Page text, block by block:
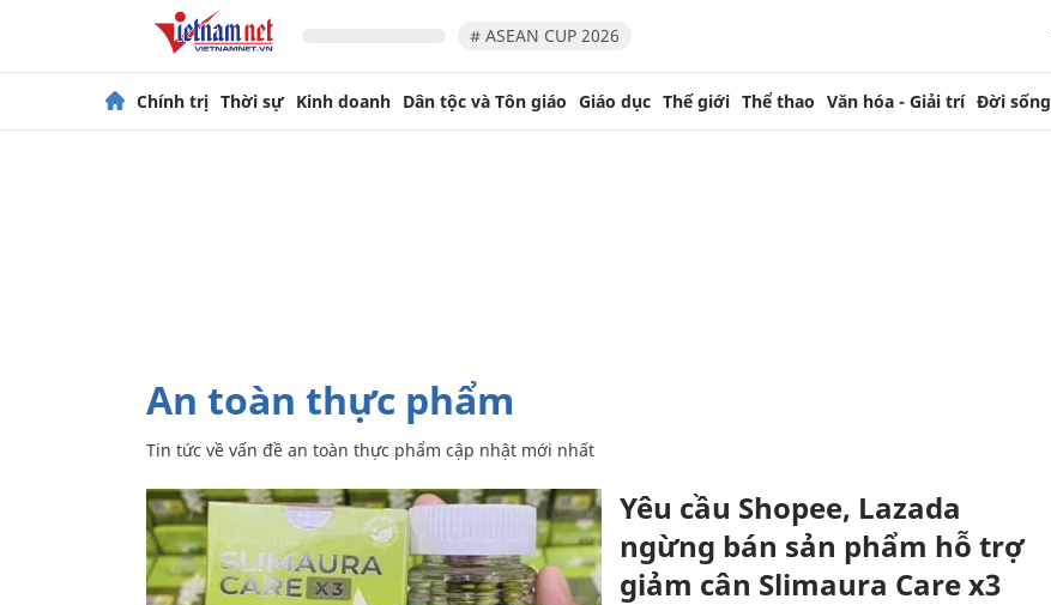
# ASEAN CUP 2026
Chính trị Thời sự Kinh doanh Dân tộc và Tôn giáo Giáo dục Thế giới Thể thao Văn hóa - Giải trí Đời sống
An toàn thực phẩm
Tin tức về vấn đề an toàn thực phẩm cập nhật mới nhất
Yêu cầu Shopee, Lazada
ngừng bán sản phẩm hỗ trợ
giảm cân Slimaura Care x3